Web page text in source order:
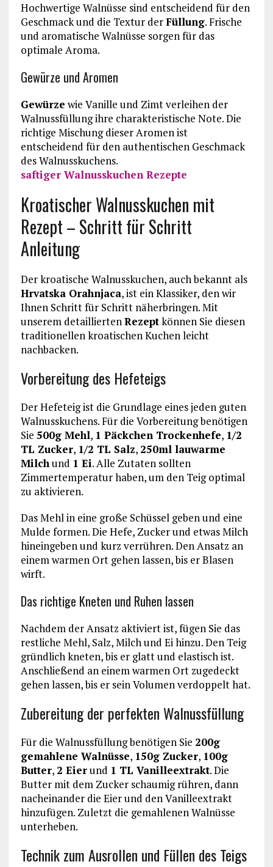
Hochwertige Walnüsse sind entscheidend für den
Geschmack und die Textur derFüllung. Frische
und aromatische Walnüsse sorgen für das
optimale Aroma.
Gewürze und Aromen
Gewürze wie Vanille und Zimt verleihen der
Walnussfüllung ihre charakteristische Note. Die
richtige Mischung dieser Aromen ist
entscheidend für den authentischen Geschmack
des Walnusskuchens.
saftiger Walnusskuchen Rezepte
Kroatischer Walnusskuchen mit
Rezept – Schritt für Schritt
Anleitung
Der kroatische Walnusskuchen, auch bekannt als
Hrvatska Orahnjaca, ist ein Klassiker, den wir
Ihnen Schritt für Schritt näherbringen. Mit
unserem detailliertenRezeptkönnen Sie diesen
traditionellen kroatischen Kuchen leicht
nachbacken.
Vorbereitung des Hefeteigs
Der Hefeteig ist die Grundlage eines jeden guten
Walnusskuchens. Für die Vorbereitung benötigen
Sie 500g Mehl, 1 Päckchen Trockenhefe, 1/2
TL Zucker, 1/2 TL Salz, 250ml lauwarme
Milchund 1 Ei. Alle Zutaten sollten
Zimmertemperatur haben, um den Teig optimal
zu aktivieren.
Das Mehl in eine große Schüssel geben und eine
Mulde formen. Die Hefe, Zucker und etwas Milch
hineingeben und kurz verrühren. Den Ansatz an
einem warmen Ort gehen lassen, bis er Blasen
wirft.
Das richtige Kneten und Ruhen lassen
Nachdem der Ansatz aktiviert ist, fügen Sie das
restliche Mehl, Salz, Milch und Ei hinzu. Den Teig
gründlich kneten, bis er glatt und elastisch ist.
Anschließend an einem warmen Ort zugedeckt
gehen lassen, bis er sein Volumen verdoppelt hat.
Zubereitung der perfekten Walnussfüllung
Für die Walnussfüllung benötigen Sie 200g
gemahlene Walnüsse, 150g Zucker, 100g
Butter, 2 Eierund 1 TL Vanilleextrakt. Die
Butter mit dem Zucker schaumig rühren, dann
nacheinander die Eier und den Vanilleextrakt
hinzufügen. Zuletzt die gemahlenen Walnüsse
unterheben.
Technik zum Ausrollen und Füllen des Teigs